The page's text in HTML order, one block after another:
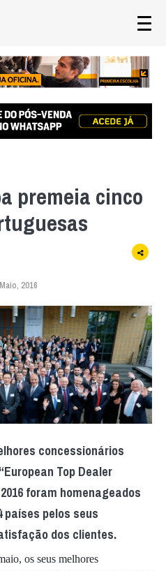
premeia cinco
2016
concessionários
Top Dealer
foram homenageados
países pelos seus
dos clientes.
os seus melhores